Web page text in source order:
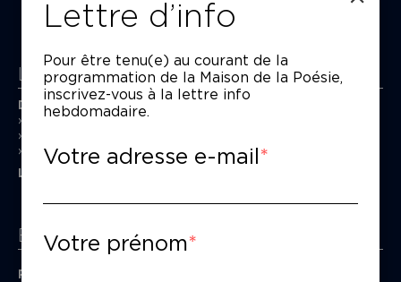
La Maison de la Poésie
Découvrir
En photos
Nos partenaires
L’équipe
Espace pro
Privatiser une salle
Lettre d’info
Pour être tenu(e) au courant de la
programmation de la Maison de la Poésie,
inscrivez-vous à la lettre info
hebdomadaire.
Votre adresse e-mail
Votre prénom